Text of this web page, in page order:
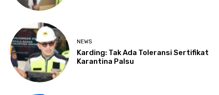
NEWS
Karding: Tak Ada Toleransi Sertifikat
Karantina Palsu